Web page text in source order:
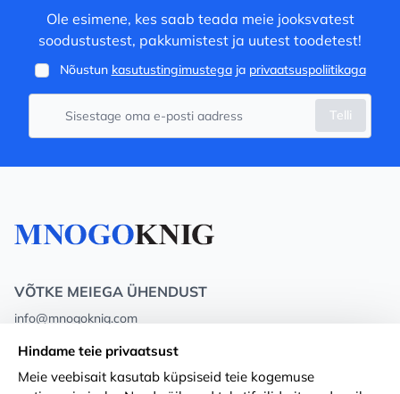
Ole esimene, kes saab teada meie jooksvatest
soodustustest, pakkumistest ja uutest toodetest!
Nõustun kasutustingimustegaja privaatsuspoliitikaga
Telli
VÕTKE MEIEGA ÜHENDUST
info@mnogoknig.com
Rīga, Augusta Deglava 69d, LV-1082
Hindame teie privaatsust
Meie veebisait kasutab küpsiseid teie kogemuse